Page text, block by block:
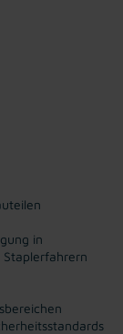
in
Staplerfahrern